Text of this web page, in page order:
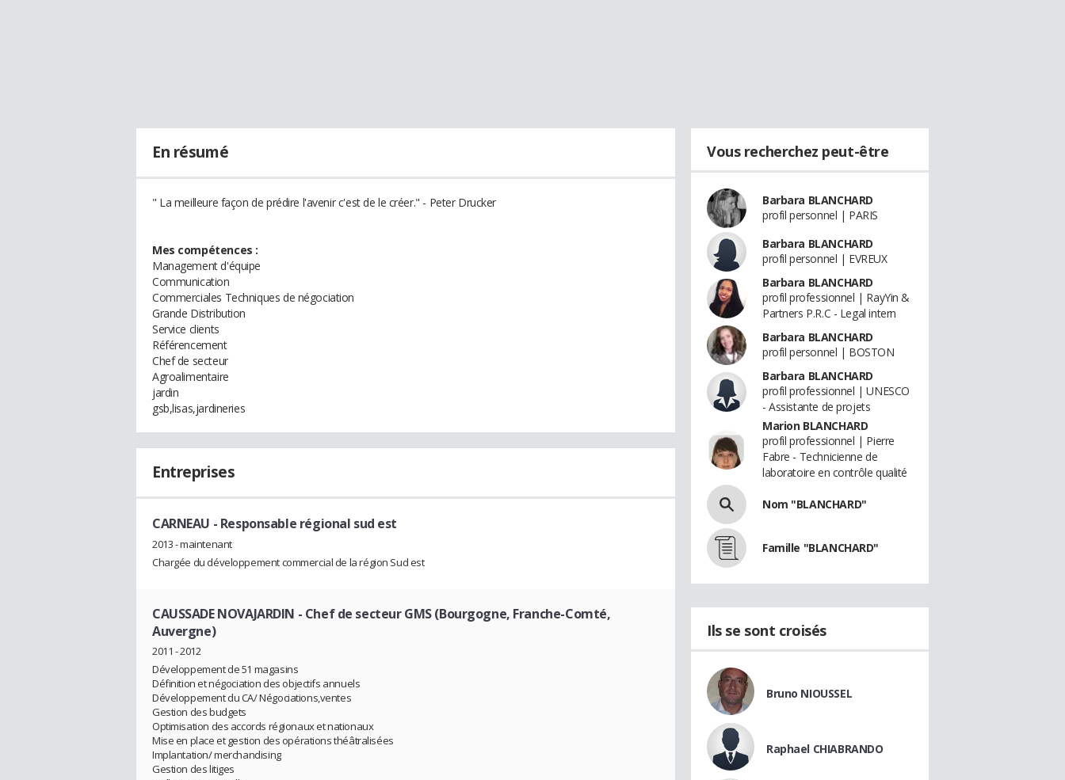
En résumé
" La meilleure façon de prédire l'avenir c'est de le créer." - Peter Drucker
Mes compétences :
Management d'équipe
Communication
Commerciales Techniques de négociation
Grande Distribution
Service clients
Référencement
Chef de secteur
Agroalimentaire
jardin
gsb,lisas,jardineries
Entreprises
CARNEAU - Responsable régional sud est
2013 - maintenant
Chargée du développement commercial de la région Sud est
CAUSSADE NOVAJARDIN - Chef de secteur GMS (Bourgogne, Franche-Comté,
Auvergne)
2011 - 2012
Développement de 51 magasins
Définition et négociation des objectifs annuels
Développement du CA/ Négociations,ventes
Gestion des budgets
Optimisation des accords régionaux et nationaux
Mise en place et gestion des opérations théâtralisées
Implantation/ merchandising
Gestion des litiges
Vous recherchez peut-être
Barbara BLANCHARD
profil personnel | PARIS
Barbara BLANCHARD
profil personnel | EVREUX
Barbara BLANCHARD
profil professionnel | RayYin &
Partners P.R.C - Legal intern
Barbara BLANCHARD
profil personnel | BOSTON
Barbara BLANCHARD
profil professionnel | UNESCO
- Assistante de projets
Marion BLANCHARD
profil professionnel | Pierre
Fabre - Technicienne de
laboratoire en contrôle qualité
Nom "BLANCHARD"
Famille "BLANCHARD"
Ils se sont croisés
Bruno NIOUSSEL
Raphael CHIABRANDO